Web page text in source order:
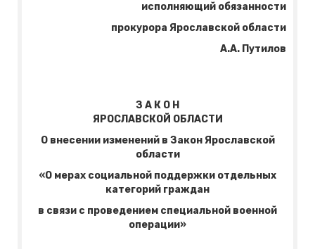
исполняющий обязанности
прокурора Ярославской области
А.А. Путилов
З А К О Н
ЯРОСЛАВСКОЙ ОБЛАСТИ
О внесении изменений в Закон Ярославской
области
«О мерах социальной поддержки отдельных
категорий граждан
в связи с проведением специальной военной
операции»